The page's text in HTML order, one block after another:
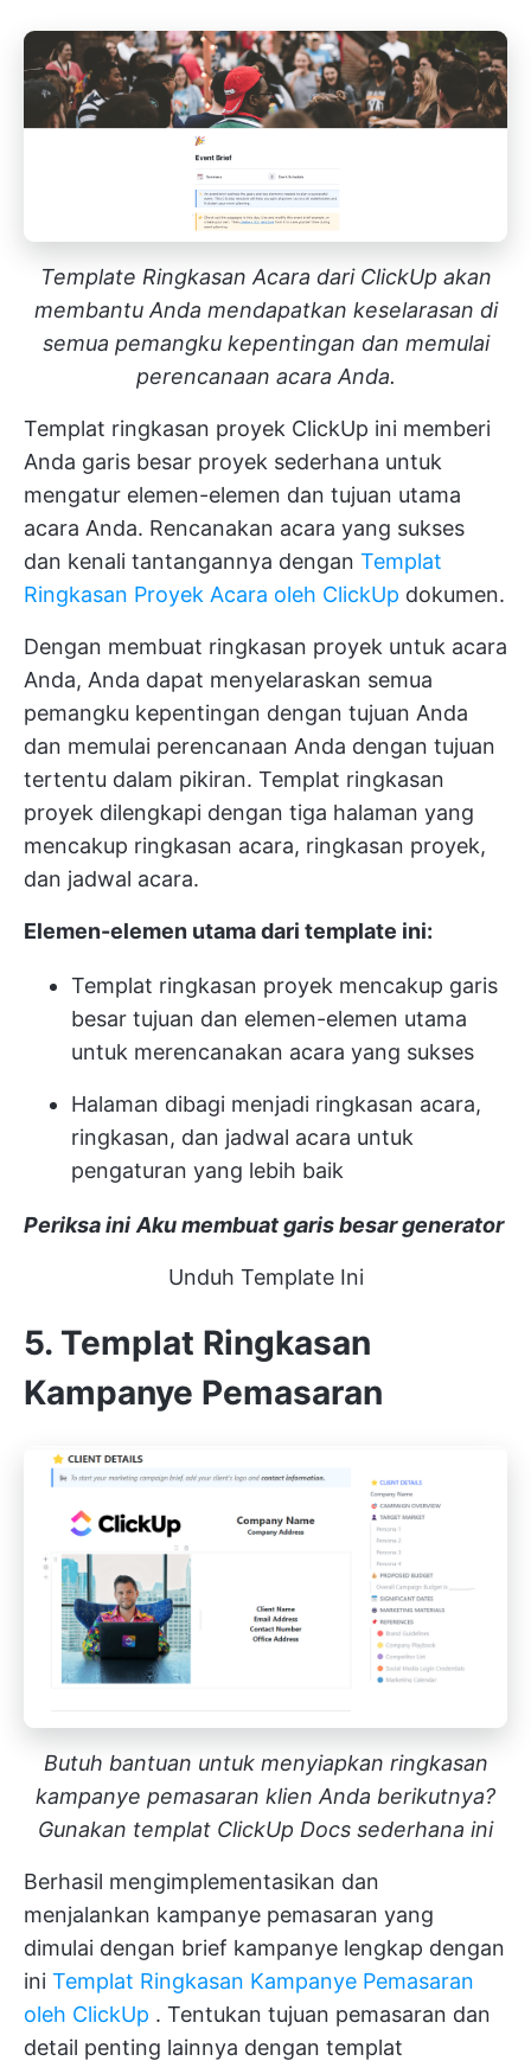
Template Ringkasan Acara dari ClickUp akan
membantu Anda mendapatkan keselarasan di
semua pemangku kepentingan dan memulai
perencanaan acara Anda.
Templat ringkasan proyek ClickUp ini memberi
Anda garis besar proyek sederhana untuk
mengatur elemen-elemen dan tujuan utama
acara Anda. Rencanakan acara yang sukses
dan kenali tantangannya dengan Templat
Ringkasan Proyek Acara oleh ClickUp dokumen.
Dengan membuat ringkasan proyek untuk acara
Anda, Anda dapat menyelaraskan semua
pemangku kepentingan dengan tujuan Anda
dan memulai perencanaan Anda dengan tujuan
tertentu dalam pikiran. Templat ringkasan
proyek dilengkapi dengan tiga halaman yang
mencakup ringkasan acara, ringkasan proyek,
dan jadwal acara.
Elemen-elemen utama dari template ini:
Templat ringkasan proyek mencakup garis
besar tujuan dan elemen-elemen utama
untuk merencanakan acara yang sukses
Halaman dibagi menjadi ringkasan acara,
ringkasan, dan jadwal acara untuk
pengaturan yang lebih baik
Periksa ini Aku membuat garis besar generator
Unduh Template Ini
5. Templat Ringkasan
Kampanye Pemasaran
Butuh bantuan untuk menyiapkan ringkasan
kampanye pemasaran klien Anda berikutnya?
Gunakan templat ClickUp Docs sederhana ini
Berhasil mengimplementasikan dan
menjalankan kampanye pemasaran yang
dimulai dengan brief kampanye lengkap dengan
ini Templat Ringkasan Kampanye Pemasaran
oleh ClickUp . Tentukan tujuan pemasaran dan
detail penting lainnya dengan templat